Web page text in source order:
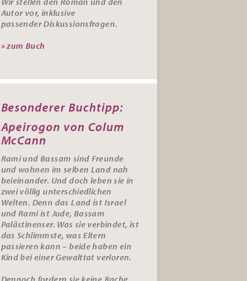
Autor vor, inklusive
passenderDiskussionsfragen.
» zum Buch
Besonderer Buchtipp:
Apeirogon von Colum
McCann
Rami und Bassam sind Freunde
und wohnen im selben Land nah
beieinander. Und doch leben sie in
zwei völlig unterschiedlichen
Welten. Denn das Land ist Israel
und Rami ist Jude, Bassam
Palästinenser. Was sie verbindet, ist
das Schlimmste, was Eltern
passieren kann – beide haben ein
Kind bei einer Gewalttat verloren.